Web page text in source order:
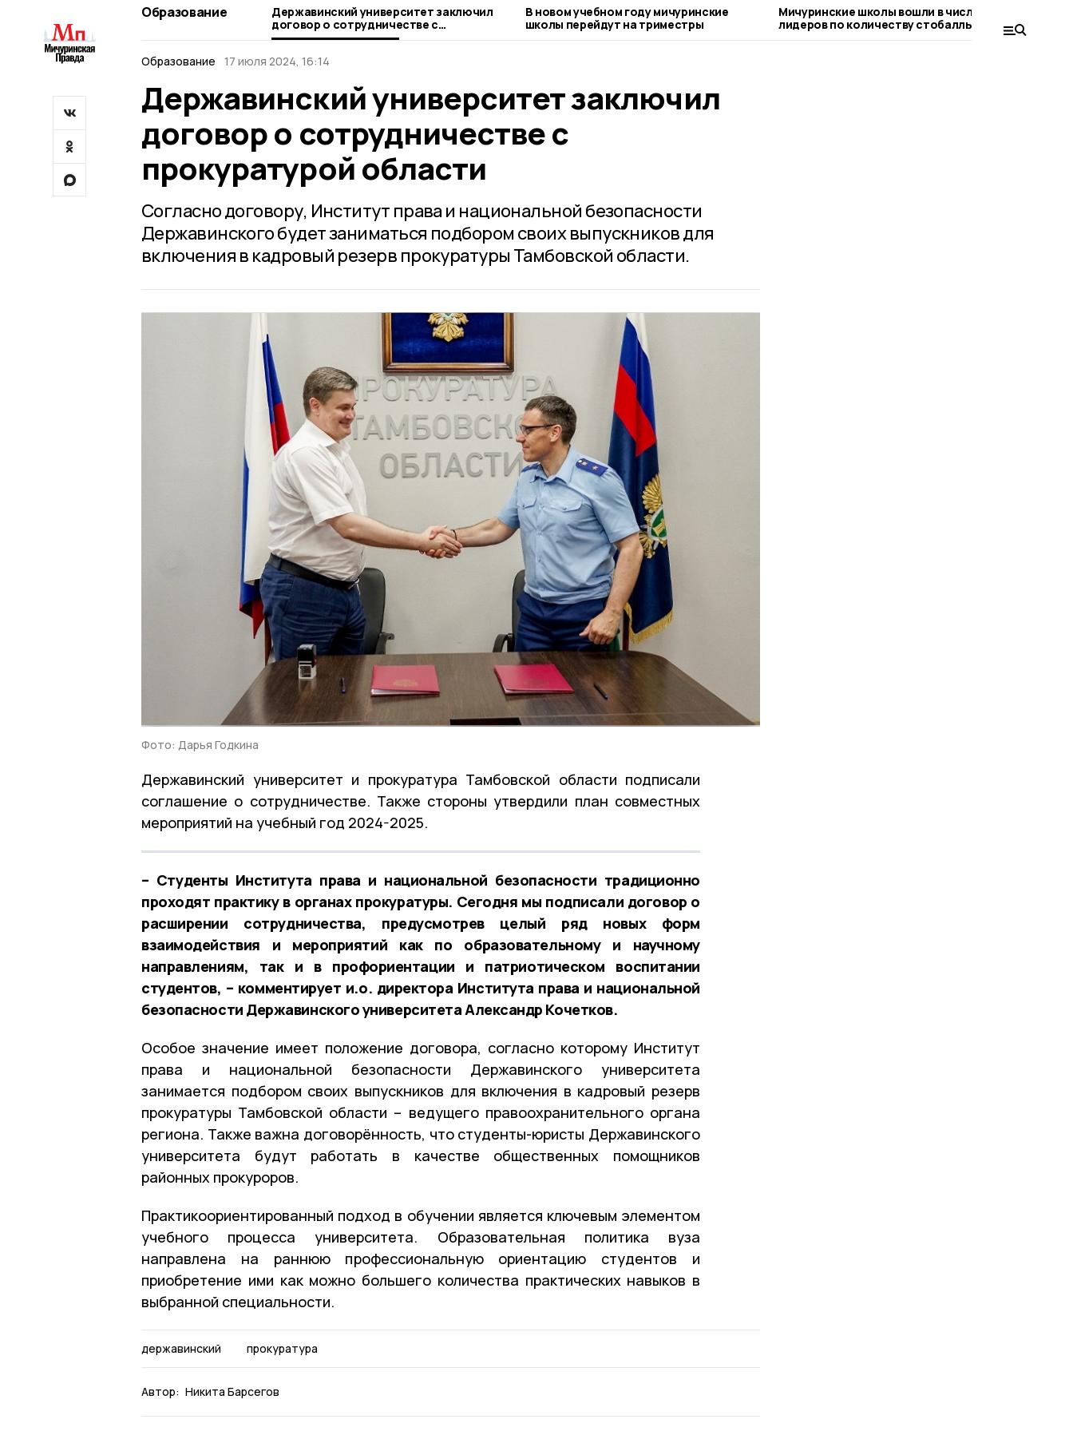
Образование
Державинский университет заключил
договор о сотрудничестве с
прокуратурой области
В новом учебном году мичуринские
школы перейдут на триместры
Мичуринские школы вошли в число
лидеров по количеству стобалльников
Образование 17 июля 2024, 16:14
Державинский университет заключил
договор о сотрудничестве с
прокуратурой области
Согласно договору, Институт права и национальной безопасности
Державинского будет заниматься подбором своих выпускников для
включения в кадровый резерв прокуратуры Тамбовской области.
Фото: Дарья Годкина
Державинский университет и прокуратура Тамбовской области подписали
соглашение о сотрудничестве. Также стороны утвердили план совместных
мероприятий на учебный год 2024-2025.
– Студенты Института права и национальной безопасности традиционно
проходят практику в органах прокуратуры. Сегодня мы подписали договор о
расширении сотрудничества, предусмотрев целый ряд новых форм
взаимодействия и мероприятий как по образовательному и научному
направлениям, так и в профориентации и патриотическом воспитании
студентов, – комментирует и.о. директора Института права и национальной
безопасности Державинского университета Александр Кочетков.
Особое значение имеет положение договора, согласно которому Институт
права и национальной безопасности Державинского университета
занимается подбором своих выпускников для включения в кадровый резерв
прокуратуры Тамбовской области – ведущего правоохранительного органа
региона. Также важна договорённость, что студенты-юристы Державинского
университета будут работать в качестве общественных помощников
районных прокуроров.
Практикоориентированный подход в обучении является ключевым элементом
учебного процесса университета. Образовательная политика вуза
направлена на раннюю профессиональную ориентацию студентов и
приобретение ими как можно большего количества практических навыков в
выбранной специальности.
державинский прокуратура
Автор: Никита Барсегов